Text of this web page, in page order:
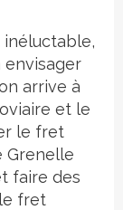
inéluctable,
envisager
arrive à
et le
le fret
Grenelle
faire des
fret